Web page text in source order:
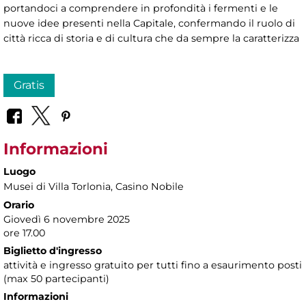
portandoci a comprendere in profondità i fermenti e le
nuove idee presenti nella Capitale, confermando il ruolo di
città ricca di storia e di cultura che da sempre la caratterizza
Gratis
Informazioni
Luogo
Musei di Villa Torlonia, Casino Nobile
Orario
Giovedì 6 novembre 2025
ore 17.00
Biglietto d'ingresso
attività e ingresso gratuito per tutti fino a esaurimento posti
(max 50 partecipanti)
Informazioni